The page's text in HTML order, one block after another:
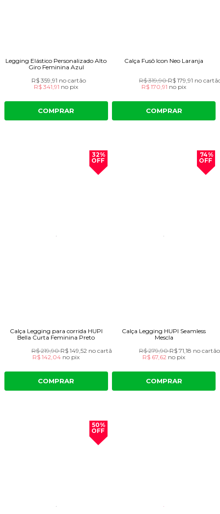
Legging Elástico Personalizado Alto
Giro Feminina Azul
R$ 359,91 no cartão
R$ 341,91 no pix
COMPRAR
Calça Fusô Icon Neo Laranja
R$ 319,90R$ 179,91 no
R$ 170,91 no pix
COMPRAR
32%
OFF
Calça Legging para corrida HUPI
Bella Curta Feminina Preto
R$ 219,90R$ 149,52 no cartão
R$ 142,04 no pix
COMPRAR
74%
OFF
Calça Legging HUPI Seamless
Mescla
R$ 279,90R$ 71,18 no cartão
R$ 67,62 no pix
COMPRAR
50%
OFF